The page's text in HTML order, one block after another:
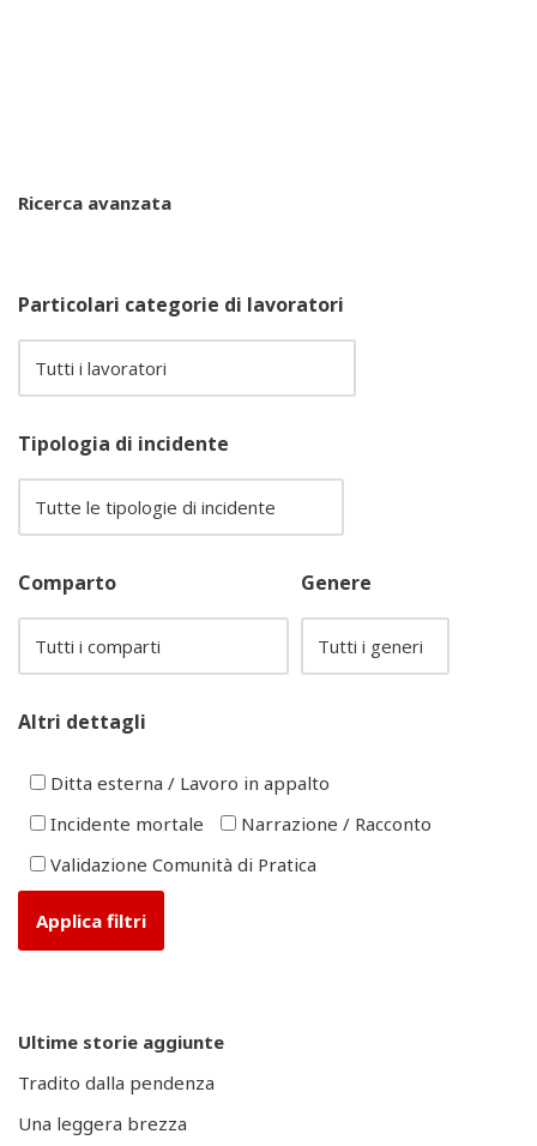
Ricerca avanzata
Particolari categorie di lavoratori
Tipologia di incidente
Comparto Genere
Altri dettagli
Ditta esterna / Lavoro in appalto
Incidente mortale
Narrazione / Racconto
Validazione Comunità di Pratica
Ultime storie aggiunte
Tradito dalla pendenza
Una leggera brezza